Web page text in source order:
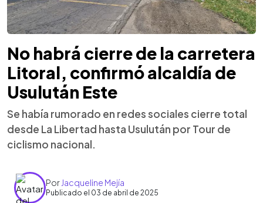
No habrá cierre de la carretera
Litoral, confirmó alcaldía de
Usulután Este
Se había rumorado en redes sociales cierre total
desde La Libertad hasta Usulután por Tour de
ciclismo nacional.
Por Jacqueline Mejía
Publicado el 03 de abril de 2025